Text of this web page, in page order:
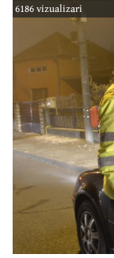
6186 vizualizari